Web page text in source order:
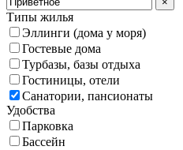
Типы жилья
Эллинги (дома у моря)
Гостевые дома
Турбазы, базы отдыха
Гостиницы, отели
Санатории, пансионаты
Удобства
Парковка
Бассейн